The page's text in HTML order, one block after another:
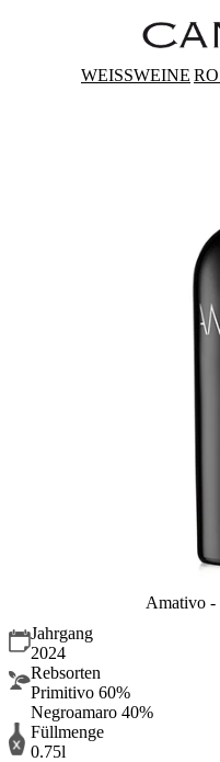
WEISSWEINE
Amativo -
Jahrgang
2024
Rebsorten
Primitivo 60%
Negroamaro 40%
Füllmenge
0.75l